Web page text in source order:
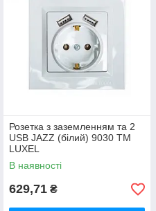
Розетка з заземленням та 2
USB JAZZ (білий) 9030 ТМ
LUXEL
В наявності
629,71 ₴